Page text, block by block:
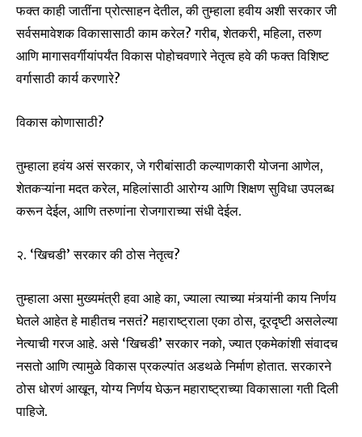
फक्त काही जातींना प्रोत्साहन देतील, की तुम्हाला हवीय अशी सरकार जी
सर्वसमावेशक विकासासाठी काम करेल? गरीब, शेतकरी, महिला, तरुण
आणि मागासवर्गीयांपर्यंत विकास पोहोचवणारे नेतृत्व हवे की फक्त विशिष्ट
वर्गासाठी कार्य करणारे?
विकास कोणासाठी?
तुम्हाला हवंय असं सरकार, जे गरीबांसाठी कल्याणकारी योजना आणेल,
शेतकऱ्यांना मदत करेल, महिलांसाठी आरोग्य आणि शिक्षण सुविधा उपलब्ध
करून देईल, आणि तरुणांना रोजगाराच्या संधी देईल.
२. ‘खिचडी’ सरकार की ठोस नेतृत्व?
तुम्हाला असा मुख्यमंत्री हवा आहे का, ज्याला त्याच्या मंत्र्यांनी काय निर्णय
घेतले आहेत हे माहीतच नसतं? महाराष्ट्राला एका ठोस, दूरदृष्टी असलेल्या
नेत्याची गरज आहे. असे ‘खिचडी’ सरकार नको, ज्यात एकमेकांशी संवादच
नसतो आणि त्यामुळे विकास प्रकल्पांत अडथळे निर्माण होतात. सरकारने
ठोस धोरणं आखून, योग्य निर्णय घेऊन महाराष्ट्राच्या विकासाला गती दिली
पाहिजे.